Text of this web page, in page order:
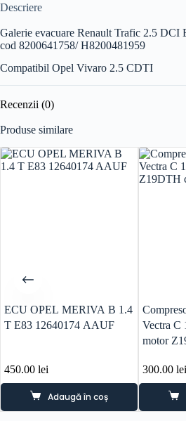
Descriere
Galerie evacuare Renault Trafic 2.5 DCI
cod 8200641758/ H8200481959
Compatibil Opel Vivaro 2.5 CDTI
Recenzii (0)
Produse similare
ECU OPEL MERIVA B 1.4
T E83 12640174 AAUF
450.00 lei
Adaugă în coș
Vectra C
motor
300.00lei